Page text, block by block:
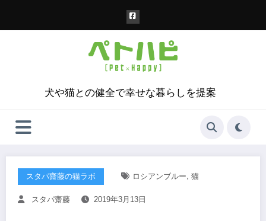
犬や猫との健全で幸せな暮らしを提案
スタパ齋藤の猫ラボ ロシアンブルー, 猫
スタパ齋藤 2019年3月13日